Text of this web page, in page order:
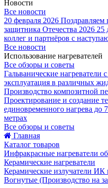
Новости
Все новости
20 февраля 2026 Поздравляем
защитника Отечества 2026 25
коллег и партнёров с
Все новости
Использование нагревателей
Все обзоры и советы
Гальванические нагреватели
эксплуатация в различных
Производство композитной
Проектирование и создание
единовременного нагрева до
метрах
Все обзоры и советы
Главная
Каталог товаров
Инфракрасные нагреватели
Керамические нагреватели
Керамические излучатели ИК
Вогнутые (Производство на